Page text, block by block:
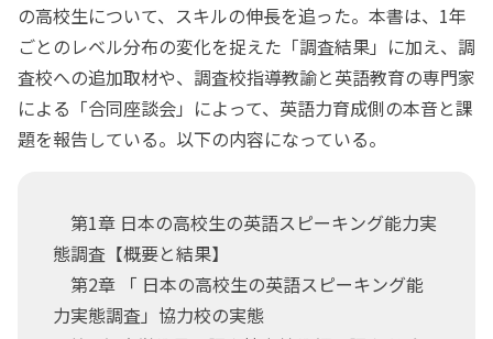
の高校生について、スキルの伸長を追った。本書は、1年
ごとのレベル分布の変化を捉えた「調査結果」に加え、調
査校への追加取材や、調査校指導教諭と英語教育の専門家
による「合同座談会」によって、英語力育成側の本音と課
題を報告している。以下の内容になっている。
第1章 日本の高校生の英語スピーキング能力実
態調査【概要と結果】
第2章 「 日本の高校生の英語スピーキング能
力実態調査」協力校の実態